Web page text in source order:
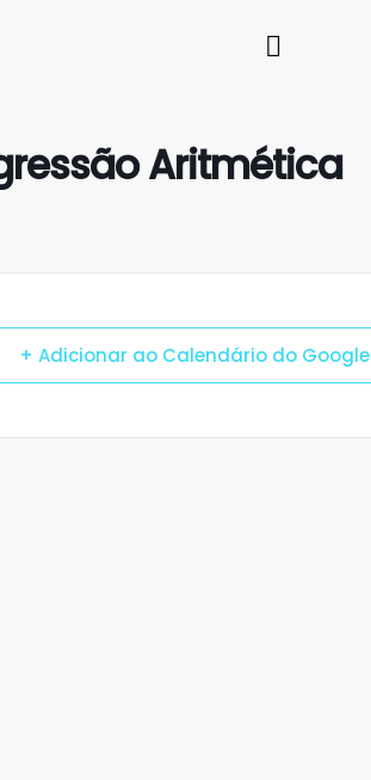
Aritmética
+ Adicionar ao Calendário do Google